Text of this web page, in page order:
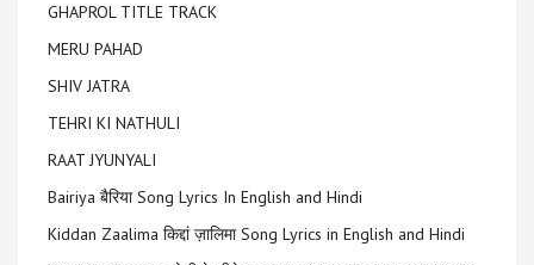
GHAPROL TITLE TRACK
MERU PAHAD
SHIV JATRA
TEHRI KI NATHULI
RAAT JYUNYALI
Bairiya बैरिया Song Lyrics In English and Hindi
Kiddan Zaalima किद्दां ज़ालिमा Song Lyrics in English and Hindi